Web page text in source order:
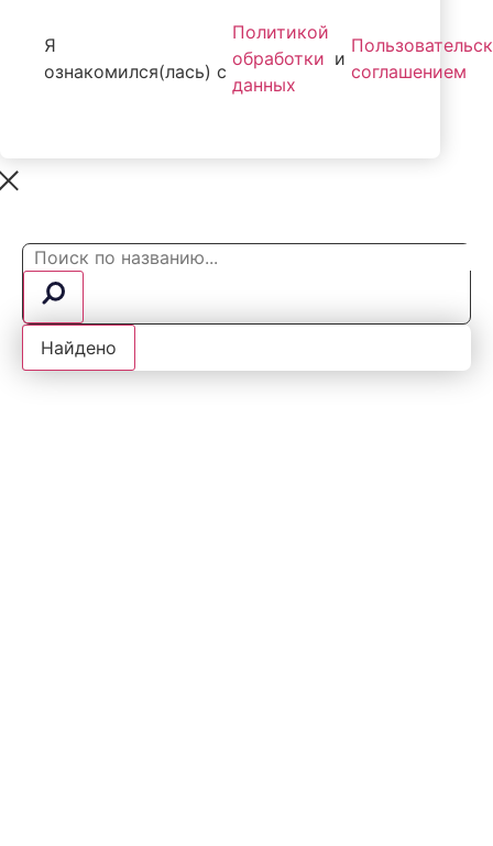
Я
ознакомился(лась) с
Политикой
обработки
данных
и
соглашением
Search
...
Найдено